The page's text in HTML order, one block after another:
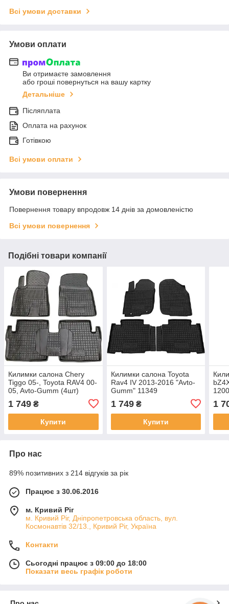
Всі умови доставки
Умови оплати
Ви отримаєте замовлення
або гроші повернуться на вашу картку
Детальніше
Післяплата
Оплата на рахунок
Готівкою
Всі умови оплати
Умови повернення
Повернення товару впродовж 14 днів за домовленістю
Всі умови повернення
Подібні товари компанії
Килимки салона Chery
Tiggo 05-, Toyota RAV4 00-
05, Avto-Gumm (4шт)
1 749 ₴
Купити
Килимки салона Toyota
Rav4 IV 2013-2016 "Avto-
Gumm" 11349
1 749₴
Купити
1
Про нас
89% позитивних з 214 відгуків за рік
Працює з 30.06.2016
м. Кривий Ріг
м. Кривий Ріг, Дніпропетровська область, вул.
Космонавтів 32/13., Кривий Ріг, Україна
Контакти
Сьогодні працює з 09:00 до 18:00
Показати весь графік роботи